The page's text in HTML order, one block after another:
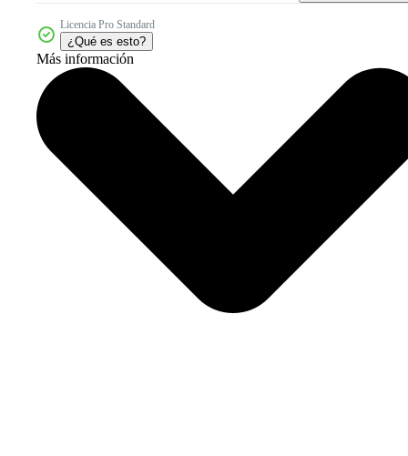
Licencia Pro Standard
¿Qué es esto?
Más información